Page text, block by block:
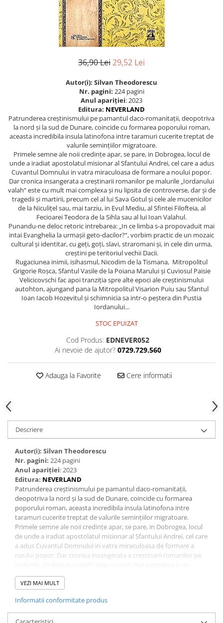
Jurnale/Memorii
Manuale scolare/Cursuri
Proză
Psihologie
Sociologie
Spiritualitate/Ezoterism
Sport
Stiinte/Educatie
36,90 Lei29,52 Lei
Autor(i): Silvan Theodorescu
Nr. pagini: 224 pagini
Anul apariţiei: 2023
Editura: NEVERLAND
Patrunderea creștinismului pe pamantul daco-romanitații, deopotriva
la nord și la sud de Dunare, coincide cu formarea poporului roman,
aceasta incredibila insula latinofona intre taramuri cucerite treptat de
valurile semințiilor migratoare.
Primele semne ale noii credințe apar, se pare, in Dobrogea, locul de
unde a iradiat apostolatul misionar al Sfantului Andrei, cel care a adus
Cuvantul Domnului in vatra miraculoasa de formare a noului popor.
Dar cronica insangerata a creștinarii romanilor pe malurile „Iordanului
valah“ este cu mult mai complexa și nu lipsita de controverse, dar și de
tragedii și martirii, precum cel al lui Sava Gotul și cele ale mucenicilor
de la Niculițel sau, mai tarziu, in Evul Mediu, al Sfintei Filofteia, al
Fecioarei Teodora de la Sihla sau al lui Ioan Valahul.
Punandu-ne deloc retoric intrebarea: „In ce limba s-a propovaduit mai
intai Evanghelia la urmașii geto-dacilor?“, vorbim practic de un mozaic
cultural și identitar, cu geți, goți, slavi, straromani și, in cele din urma,
creștini pe teritoriul vechii Dacii.
Rugaciunea inimii, isihasmul, Nicodim de la Tismana, Mitropolitul
Grigorie Roșca, Sfantul Vasile de la Poiana Marului și Cuviosul Paisie
Velicicovschi fac apoi tranziția spre alte epoci ale creștinismului
autohton, ajungand pana la Mitropolitul Visarion Puiu sau Sfantul
Ioan Iacob Hozevitul și schimnicia sa intr-o peștera din Pustia
Iordanului...
STOC EPUIZAT
Cod Produs: EDNEVER052
Ai nevoie de ajutor? 0729.729.560
Adauga la Favorite Cere informatii
Descriere
Autor(i): Silvan Theodorescu
Nr. pagini: 224 pagini
Anul apariţiei: 2023
Editura: NEVERLAND
Patrunderea creștinismului pe pamantul daco-romanitații,
deopotriva la nord și la sud de Dunare, coincide cu formarea
poporului roman, aceasta incredibila insula latinofona intre
taramuri cucerite treptat de valurile semințiilor migratoare.
Primele semne ale noii credințe apar, se pare, in Dobrogea, locul
de unde a iradiat apostolatul misionar al Sfantului Andrei, cel care
a adus Cuvantul Domnului in vatra miraculoasa de formare a
noului popor. Dar cronica insangerata a creștinarii romanilor pe
lipsita de controverse, dar și de tragedii și martirii, precum cel al
lui Sava Gotul și cele ale mucenicilor de la Niculițel sau, mai tarziu,
sau al lui Ioan Valahul.
Punandu-ne deloc retoric intrebarea: „In ce limba s-a
VEZI MAI MULT
Informatii conformitate produs